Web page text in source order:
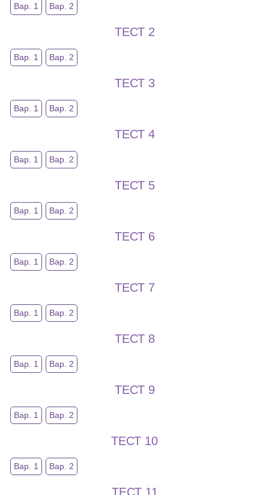
Вар. 1 Вар. 2
ТЕСТ 2
Вар. 1 Вар. 2
ТЕСТ 3
Вар. 1 Вар. 2
ТЕСТ 4
Вар. 1 Вар. 2
ТЕСТ 5
Вар. 1 Вар. 2
ТЕСТ 6
Вар. 1 Вар. 2
ТЕСТ 7
Вар. 1 Вар. 2
ТЕСТ 8
Вар. 1 Вар. 2
ТЕСТ 9
Вар. 1 Вар. 2
ТЕСТ 10
Вар. 1 Вар. 2
ТЕСТ 11